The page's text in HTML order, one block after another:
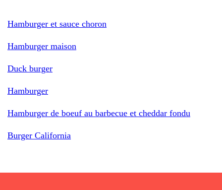
Hamburger et sauce choron
Hamburger maison
Duck burger
Hamburger
Hamburger de boeuf au barbecue et cheddar fondu
Burger California